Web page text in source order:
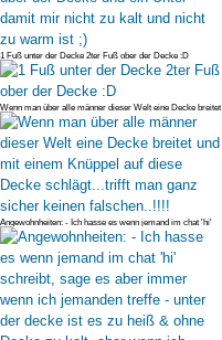
1 Fuß unter der Decke 2ter Fuß ober der Decke :D
Wenn man über alle männer dieser Welt eine Decke breitet
und mit einem K
Angewohnheiten: - Ich hasse es wenn jemand im chat 'hi'
schreibt, sage